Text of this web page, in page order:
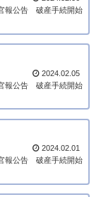
報公告
破産手続開始
2024.02.05
報公告
破産手続開始
2024.02.01
報公告
破産手続開始